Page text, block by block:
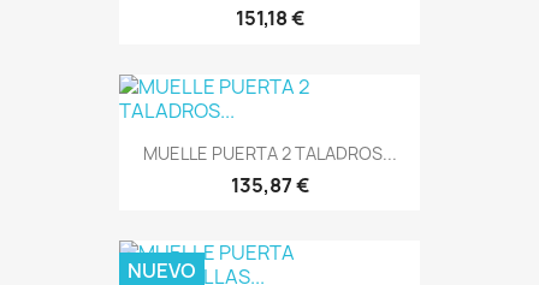
151,18 €
MUELLE PUERTA 2 TALADROS...
135,87 €
NUEVO